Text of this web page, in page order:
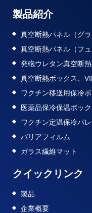
製品紹介
真空断熱パネル（グ
真空断熱パネル（フ
発砲ウレタン真空断熱
真空断熱ボックス、
ワクチン移送用保冷
医薬品保冷保温ボック
ワクチン定温保冷パ
バリアフィルム
ガラス繊維マット
クイックリンク
製品
企業概要